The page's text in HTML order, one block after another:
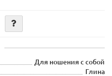
Для ношения с собой
Глина